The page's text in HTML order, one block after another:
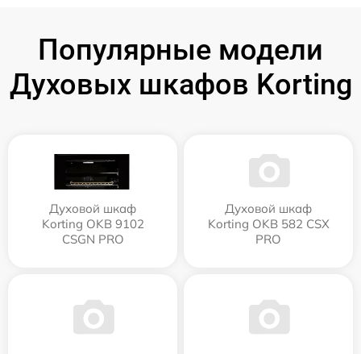
Популярные модели
Духовых шкафов Korting
Духовой шкаф
Korting OKB 9102
CSGN PRO
Духовой шкаф
Korting OKB 582 CSX
PRO